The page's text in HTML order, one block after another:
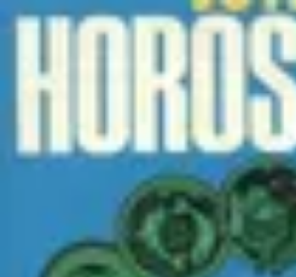
Budget Maîtrise
Gestion personnelleGestion du Budget
Budget Maîtrise